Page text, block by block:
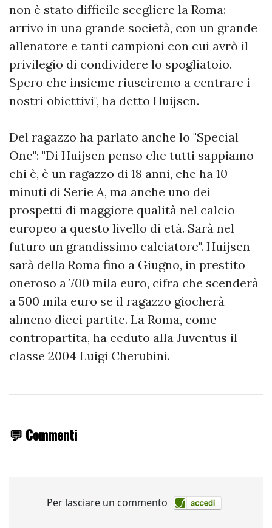
non è stato difficile scegliere la Roma:
arrivo in una grande società, con un grande
allenatore e tanti campioni con cui avrò il
privilegio di condividere lo spogliatoio.
Spero che insieme riusciremo a centrare i
nostri obiettivi", ha detto Huijsen.
Del ragazzo ha parlato anche lo "Special
One": "Di Huijsen penso che tutti sappiamo
chi è, è un ragazzo di 18 anni, che ha 10
minuti di Serie A, ma anche uno dei
prospetti di maggiore qualità nel calcio
europeo a questo livello di età. Sarà nel
futuro un grandissimo calciatore". Huijsen
sarà della Roma fino a Giugno, in prestito
oneroso a 700 mila euro, cifra che scenderà
a 500 mila euro se il ragazzo giocherà
almeno dieci partite. La Roma, come
contropartita, ha ceduto alla Juventus il
classe 2004 Luigi Cherubini.
💬 Commenti